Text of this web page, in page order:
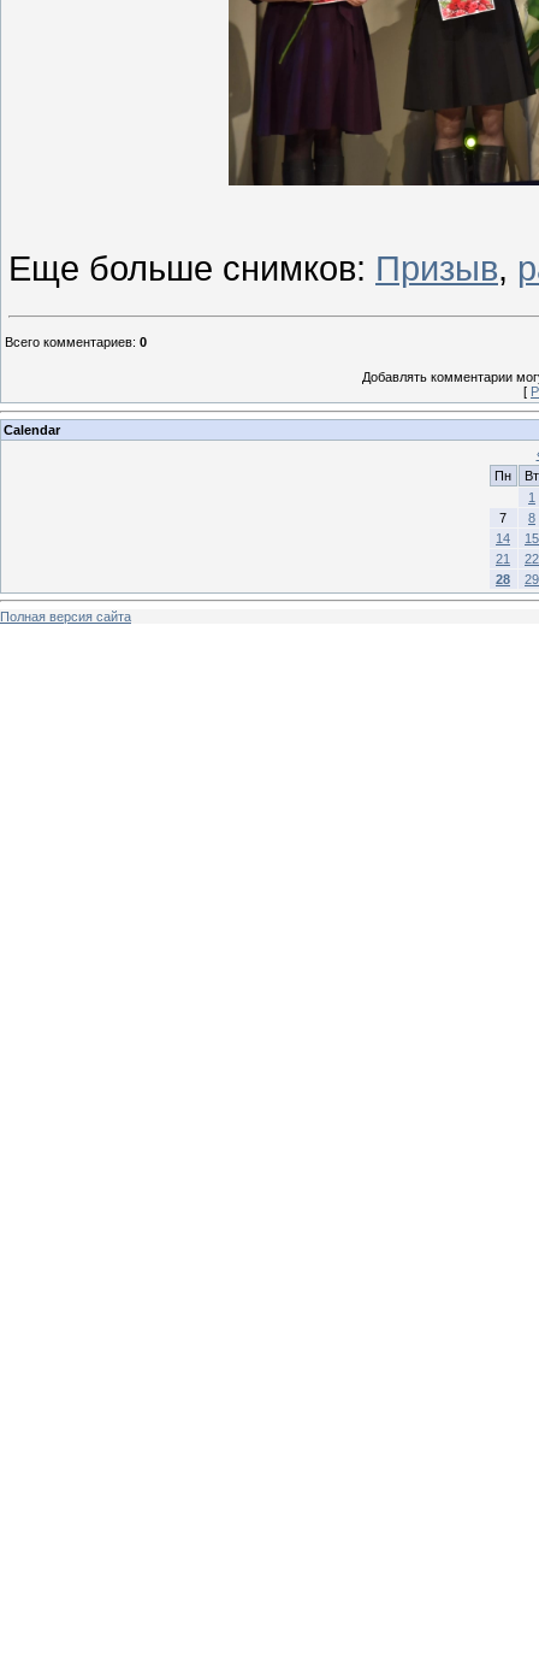
Еще больше снимков: Призыв,
Всего комментариев: 0
Добавлять комментарии
[
Calendar
Пн
Вт
1
7
8
14
15
21
22
28
29
Полная версия сайта